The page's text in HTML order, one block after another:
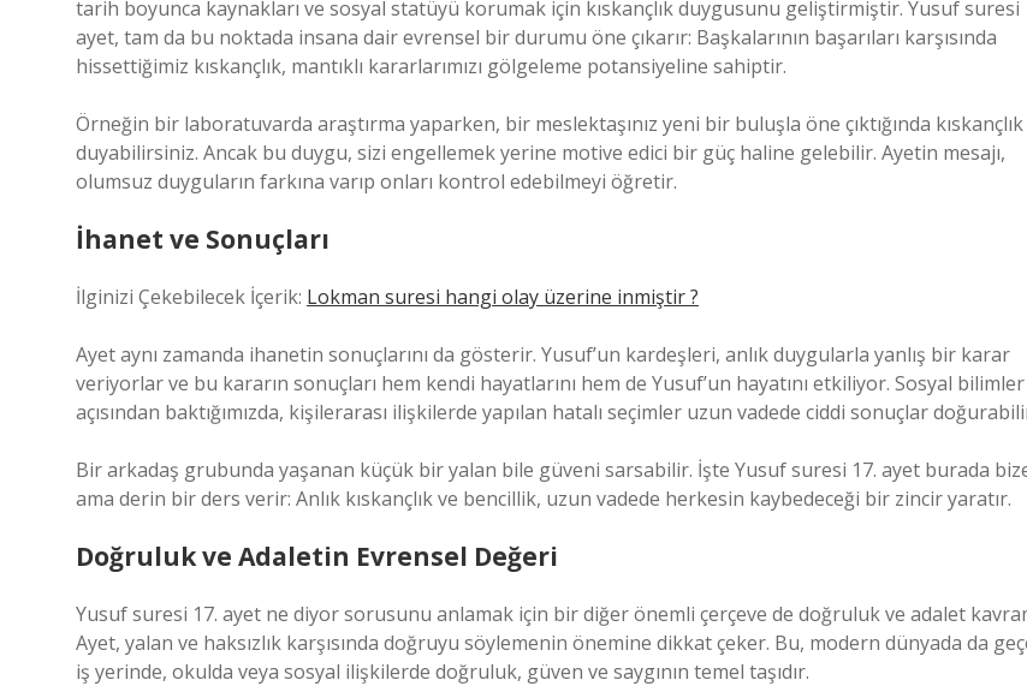
tarih boyunca kaynakları ve sosyal statüyü korumak için kıskançlık duygusunu geliştirmiştir. Yusuf suresi
ayet, tam da bu noktada insana dair evrensel bir durumu öne çıkarır: Başkalarının başarıları karşısında
hissettiğimiz kıskançlık, mantıklı kararlarımızı gölgeleme potansiyeline sahiptir.
Örneğin bir laboratuvarda araştırma yaparken, bir meslektaşınız yeni bir buluşla öne çıktığında kıskançlık
duyabilirsiniz. Ancak bu duygu, sizi engellemek yerine motive edici bir güç haline gelebilir. Ayetin mesajı,
olumsuz duyguların farkına varıp onları kontrol edebilmeyi öğretir.
İhanet ve Sonuçları
İlginizi Çekebilecek İçerik: Lokman suresi hangi olay üzerine inmiştir ?
Ayet aynı zamanda ihanetin sonuçlarını da gösterir. Yusuf’un kardeşleri, anlık duygularla yanlış bir karar
veriyorlar ve bu kararın sonuçları hem kendi hayatlarını hem de Yusuf’un hayatını etkiliyor. Sosyal bilimler
açısından baktığımızda, kişilerarası ilişkilerde yapılan hatalı seçimler uzun vadede ciddi sonuçlar
Bir arkadaş grubunda yaşanan küçük bir yalan bile güveni sarsabilir. İşte Yusuf suresi 17. ayet burada
ama derin bir ders verir: Anlık kıskançlık ve bencillik, uzun vadede herkesin kaybedeceği bir zincir yaratır.
Doğruluk ve Adaletin Evrensel Değeri
Yusuf suresi 17. ayet ne diyor sorusunu anlamak için bir diğer önemli çerçeve de doğruluk ve adalet
Ayet, yalan ve haksızlık karşısında doğruyu söylemenin önemine dikkat çeker. Bu, modern dünyada da
iş yerinde, okulda veya sosyal ilişkilerde doğruluk, güven ve saygının temel taşıdır.